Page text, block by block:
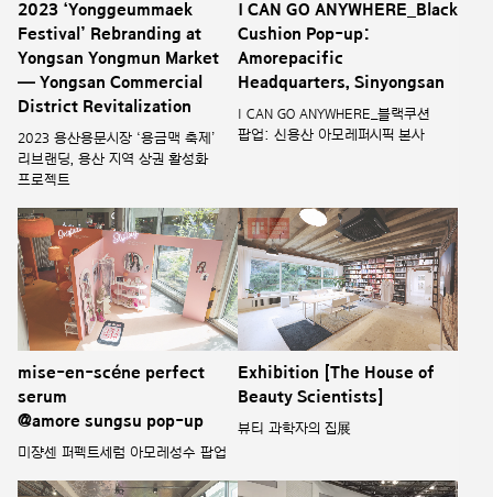
2023 ‘Yonggeummaek
Festival’ Rebranding at
Yongsan Yongmun Market
— Yongsan Commercial
District Revitalization
2023 용산용문시장 ‘용금맥 축제’
리브랜딩, 용산 지역 상권 활성화
프로젝트
I CAN GO ANYWHERE_Black
Cushion Pop-up:
Amorepacific
Headquarters, Sinyongsan
I CAN GO ANYWHERE_블랙쿠션
팝업: 신용산 아모레퍼시픽 본사
mise-en-scéne perfect
serum
@amore sungsu pop-up
미쟝센 퍼펙트세럼 아모레성수 팝업
Exhibition [The House of
Beauty Scientists]
뷰티 과학자의 집展